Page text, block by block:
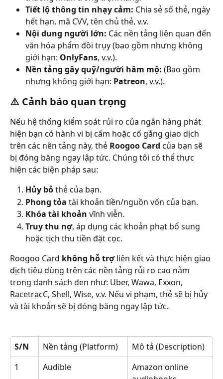
Tiết lộ thông tin nhạy cảm: Chia sẻ số thẻ, ngày
hết hạn, mã CVV, tên chủ thẻ, v.v.
Nội dung người lớn: Các nền tảng liên quan đến
văn hóa phẩm đồi trụy (bao gồm nhưng không
giới hạn: OnlyFans, v.v.).
Nền tảng gây quỹ/người hâm mộ: (Bao gồm
nhưng không giới hạn: Patreon, v.v.).
⚠️ Cảnh báo quan trọng
Nếu hệ thống kiểm soát rủi ro của ngân hàng phát
hiện bạn có hành vi bị cấm hoặc cố gắng giao dịch
trên các nền tảng này, thẻ Roogoo Card của bạn sẽ
bị đóng băng ngay lập tức. Chúng tôi có thể thực
hiện các biện pháp sau:
Hủy bỏ thẻ của bạn.
Phong tỏa tài khoản tiền/nguồn vốn của bạn.
Khóa tài khoản vĩnh viễn.
Truy thu nợ, áp dụng các khoản phạt bổ sung
hoặc tịch thu tiền đặt cọc.
Roogoo Card không hỗ trợ liên kết và thực hiện giao
dịch tiêu dùng trên các nền tảng rủi ro cao nằm
trong danh sách đen như: Uber, Wawa, Exxon,
RacetracC, Shell, Wise, v.v. Nếu vi phạm, thẻ sẽ bị hủy
và tài khoản sẽ bị đóng băng ngay lập tức.
S/N Nền tảng (Platform)
Mô tả (Description)
1
Audible
Amazon online